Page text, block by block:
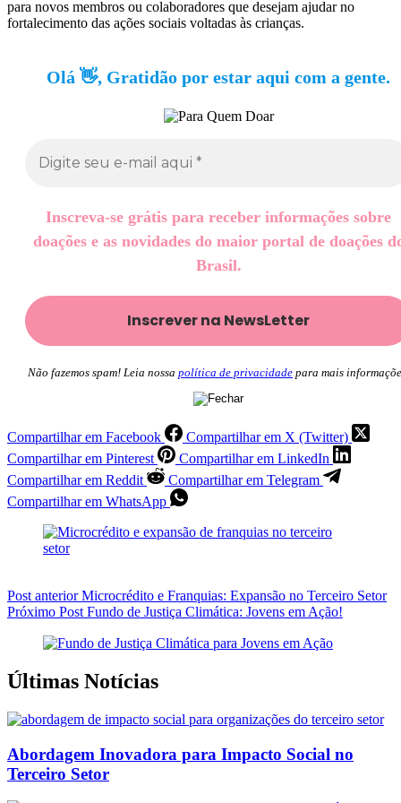
para novos membros ou colaboradores que desejam ajudar no
fortalecimento das ações sociais voltadas às crianças.
Olá 👋, Gratidão por estar aqui com a gente.
Inscreva-se grátis para receber informações sobre
doações e as novidades do maior portal de doações
Brasil.
Não fazemos spam! Leia nossa política de privacidade para mais
Compartilhar em Facebook
Compartilhar em X (Twitter)
Compartilhar em Pinterest
Compartilhar em LinkedIn
Compartilhar em Reddit
Compartilhar em Telegram
Compartilhar em WhatsApp
Post anteriorMicrocrédito e Franquias: Expansão no Terceiro Setor
Próximo Post Fundo de Justiça Climática: Jovens em Ação!
Últimas Notícias
Abordagem Inovadora para Impacto Social no
Terceiro Setor